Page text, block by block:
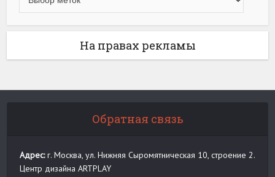
На правах рекламы
Обратная связь
Адрес:г. Москва, ул. Нижняя Сыромятническая 10, строение 2.
Центр дизайна ARTPLAY